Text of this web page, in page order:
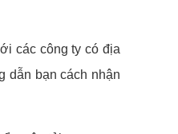
các công ty có địa
dẫn bạn cách nhận